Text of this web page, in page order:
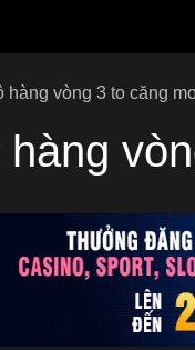
hàng vòng 3 to căng
hàng